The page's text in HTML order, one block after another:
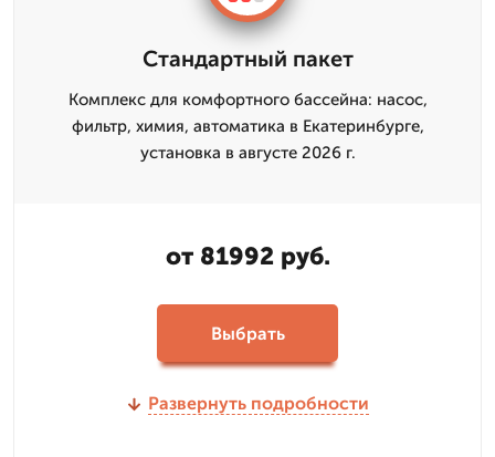
Стандартный пакет
Комплекс для комфортного бассейна: насос,
фильтр, химия, автоматика в Екатеринбурге,
установка в августе 2026 г.
от 81992 руб.
Выбрать
Развернуть подробности